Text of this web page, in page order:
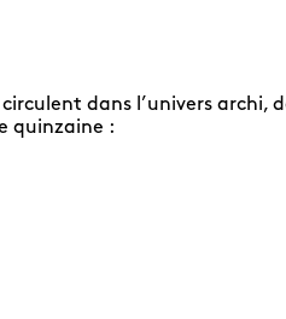
dans l’univers archi,
quinzaine :